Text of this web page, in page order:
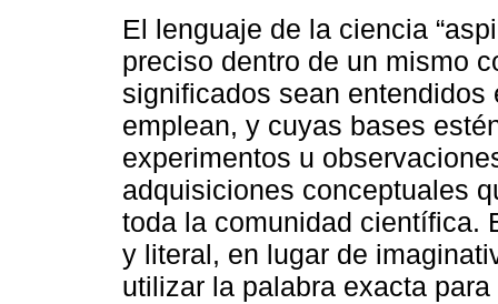
El lenguaje de la ciencia
preciso dentro de un mismo
significados sean
emplean, y cuyas bases
experimentos u
adquisiciones conceptuales
toda la comunidad científica.
y literal, en lugar de
utilizar la palabra exacta